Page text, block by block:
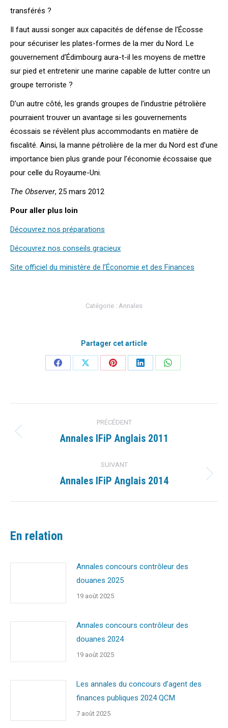
transférés ?
Il faut aussi songer aux capacités de défense de l’Écosse
pour sécuriser les plates-formes de la mer du Nord. Le
gouvernement d’Édimbourg aura-t-il les moyens de mettre
sur pied et entretenir une marine capable de lutter contre un
groupe terroriste ?
D’un autre côté, les grands groupes de l’industrie pétrolière
pourraient trouver un avantage si les gouvernements
écossais se révèlent plus accommodants en matière de
fiscalité. Ainsi, la manne pétrolière de la mer du Nord est d’une
importance bien plus grande pour l’économie écossaise que
pour celle du Royaume-Uni.
The Observer, 25 mars 2012
Pour aller plus loin
Découvrez nos préparations
Découvrez nos conseils gracieux
Site officiel du ministère de l’Économie et des Finances
Catégorie : Annales
Partager cet article
PartagerPartagerPartagerPartagerPartager
article
PRÉCÉDENT
Article
:
Annales IFiP Anglais 2011
SUIVANT
Article
Annales IFiP Anglais 2014
En relation
Annales concours contrôleur des
douanes 2025
19 août 2025
Annales concours contrôleur des
douanes 2024
19 août 2025
Les annales du concours d’agent des
finances publiques 2024 QCM
7 août 2025